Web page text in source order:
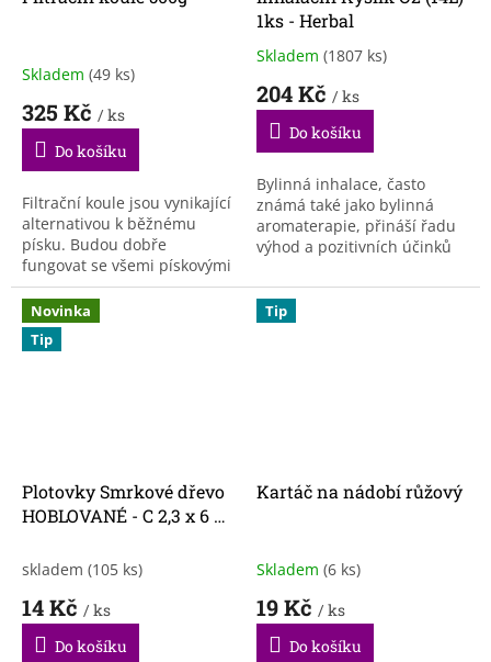
Skladem (49 ks)
325 Kč / ks
Do košíku
Filtrační koule jsou vynikající
alternativou k běžnému
písku. Budou dobře
fungovat se všemi pískovými
filtry. Jsou také opakovaně
použitelné. Jednoduše je
vyčistěte v pračce...
1ks - Herbal
Průměrné
produktu
3,7
5
hvězdiček.
Skladem (1807 ks)
204 Kč / ks
Do košíku
Bylinná inhalace, často
známá také jako bylinná
aromaterapie, přináší řadu
výhod a pozitivních účinků
kyslíkové láhve. Nádobka s
kyslíkem je velmi...
Novinka
Tip
Plotovky Smrkové dřevo
HOBLOVANÉ - C 2,3 x 6 x
skladem (105 ks)
14 Kč / ks
Do košíku
Tip
Kartáč na nádobí růžový
Skladem (6 ks)
19 Kč / ks
Do košíku